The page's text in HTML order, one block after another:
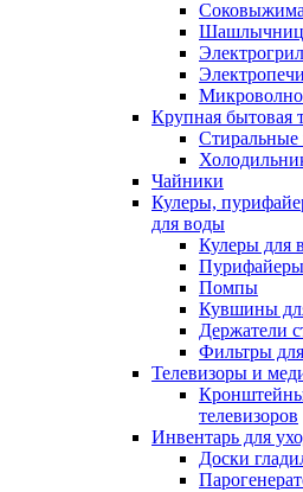
Электропечи
Крупная бытовая
Чайники
Кулеры,
для воды
Кулеры для
Помпы
Кувшины
Держатели
Фильтры
Телевизоры и
телевизоров
Инвентарь для
Доски